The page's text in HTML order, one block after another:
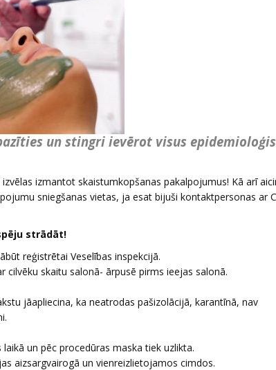
un stingri ievērot visus
izmantot skaistumkopšanas pakalpojumus! Kā arī
sniegšanas vietas, ja esat bijuši kontaktpersonas ar
strādāt!
reģistrētai Veselības inspekcijā.
skaitu salonā- ārpusē pirms ieejas salonā.
jāapliecina, ka neatrodas pašizolācijā, karantīnā, nav
un pēc procedūras maska tiek uzlikta.
aizsargvairogā un vienreizlietojamos cimdos.